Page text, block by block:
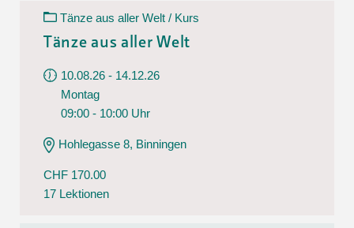
Tänze aus aller Welt / Kurs
Tänze aus aller Welt
10.08.26 - 14.12.26
Montag
09:00 - 10:00 Uhr
Hohlegasse 8, Binningen
CHF 170.00
17 Lektionen